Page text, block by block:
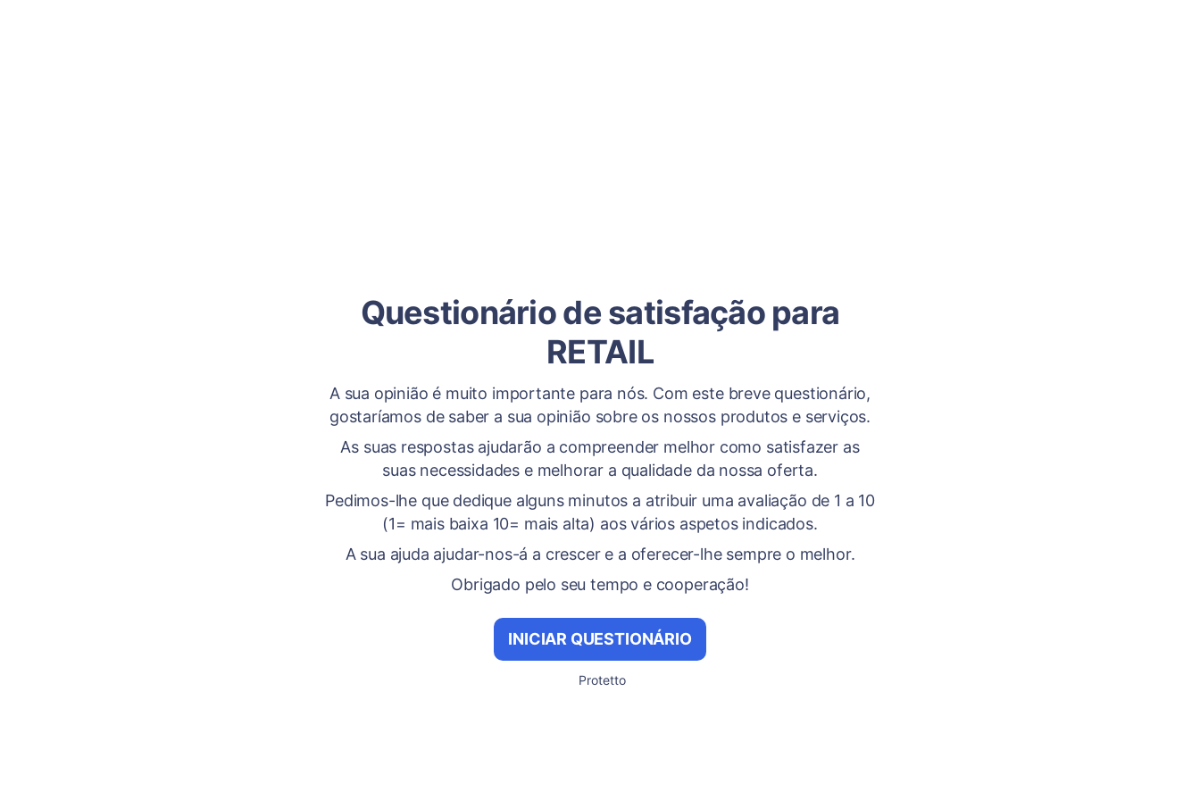
Questionário de satisfação para
RETAIL
A sua opinião é muito importante para nós. Com este breve questionário,
gostaríamos de saber a sua opinião sobre os nossos produtos e serviços.
As suas respostas ajudarão a compreender melhor como satisfazer as
suas necessidades e melhorar a qualidade da nossa oferta.
Pedimos-lhe que dedique alguns minutos a atribuir uma avaliação de 1 a 10
(1= mais baixa 10= mais alta) aos vários aspetos indicados.
A sua ajuda ajudar-nos-á a crescer e a oferecer-lhe sempre o melhor.
Obrigado pelo seu tempo e cooperação!
INICIAR QUESTIONÁRIO
Protetto